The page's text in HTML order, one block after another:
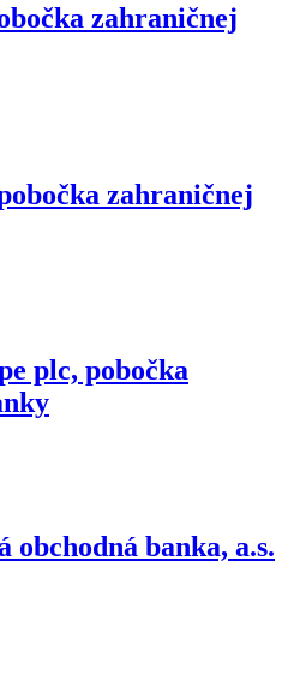
zahraničnej
zahraničnej
plc, pobočka
obchodná banka, a.s.